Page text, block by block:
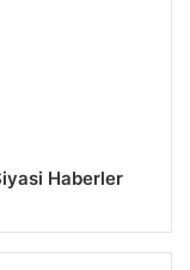
Haberler